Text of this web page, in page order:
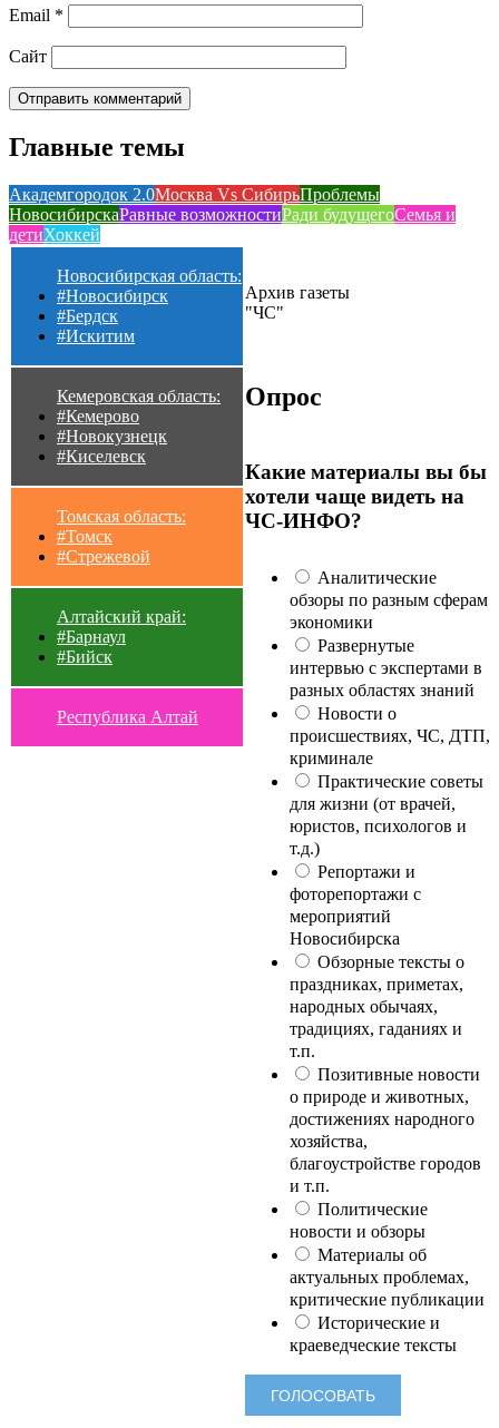
Email *
Сайт
Главные темы
Академгородок 2.0Москва Vs СибирьПроблемы
НовосибирскаРавные возможностиРади будущегоСемья и
детиХоккей
Новосибирская область:
#Новосибирск
#Бердск
#Искитим
Кемеровская область:
#Кемерово
#Новокузнецк
#Киселевск
Томская область:
#Томск
#Стрежевой
Алтайский край:
#Барнаул
#Бийск
Республика Алтай
Архив газеты
"ЧС"
Опрос
Какие материалы вы бы
хотели чаще видеть на
ЧС-ИНФО?
Аналитические
обзоры по разным сферам
экономики
Развернутые
интервью с экспертами в
разных областях знаний
Новости о
происшествиях, ЧС, ДТП,
криминале
Практические советы
для жизни (от врачей,
юристов, психологов и
т.д.)
Репортажи и
фоторепортажи с
мероприятий
Новосибирска
Обзорные тексты о
праздниках, приметах,
народных обычаях,
традициях, гаданиях и
т.п.
Позитивные новости
о природе и животных,
достижениях народного
хозяйства,
благоустройстве городов
и т.п.
Политические
новости и обзоры
Материалы об
актуальных проблемах,
критические публикации
Исторические и
краеведческие тексты